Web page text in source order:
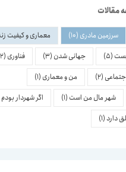
سرزمین مادری(10) معماری و کیفیت
(5) جهانی شدن(3) فناوری(2)
(2) من و معماری(1)
شهر مال من است(1) اگر شهردار بودم(1)
(1)